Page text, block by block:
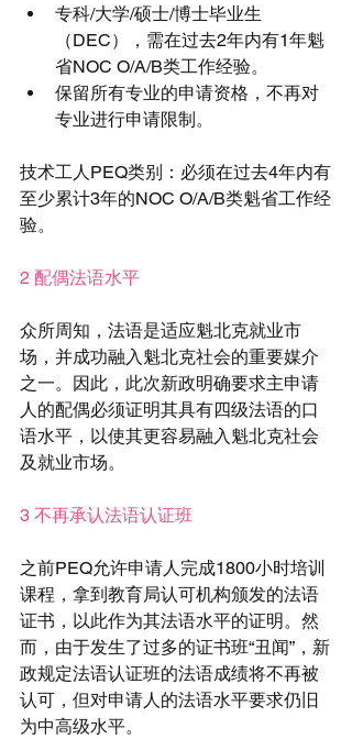
专科/大学/硕士/博士毕业生
（DEC），需在过去2年内有1年魁
省NOC O/A/B类工作经验。
保留所有专业的申请资格，不再对
专业进行申请限制。
技术工人PEQ类别：必须在过去4年内有
至少累计3年的NOC O/A/B类魁省工作经
验。
2 配偶法语水平
众所周知，法语是适应魁北克就业市
场，并成功融入魁北克社会的重要媒介
之一。因此，此次新政明确要求主申请
人的配偶必须证明其具有四级法语的口
语水平，以使其更容易融入魁北克社会
及就业市场。
3 不再承认法语认证班
之前PEQ允许申请人完成1800小时培训
课程，拿到教育局认可机构颁发的法语
证书，以此作为其法语水平的证明。然
而，由于发生了过多的证书班“丑闻”，新
政规定法语认证班的法语成绩将不再被
认可，但对申请人的法语水平要求仍旧
为中高级水平。